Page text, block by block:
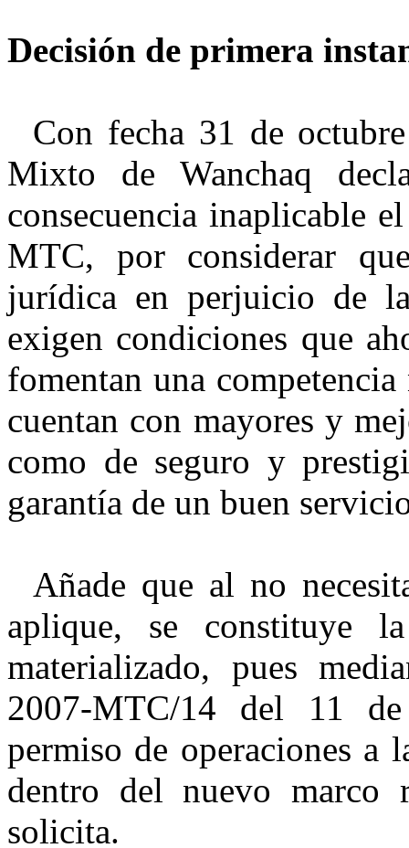
Decisión de primera
Con fecha 31 de
Mixto de Wanchaq
consecuencia inaplicable
MTC, por considerar
jurídica en perjuicio de
exigen condiciones que
fomentan una
cuentan con mayores y
como de seguro y
garantía de un buen
Añade que al no
aplique, se constituye
materializado, pues
2007-MTC/14 del 11
permiso de operaciones a
dentro del nuevo marco
solicita.